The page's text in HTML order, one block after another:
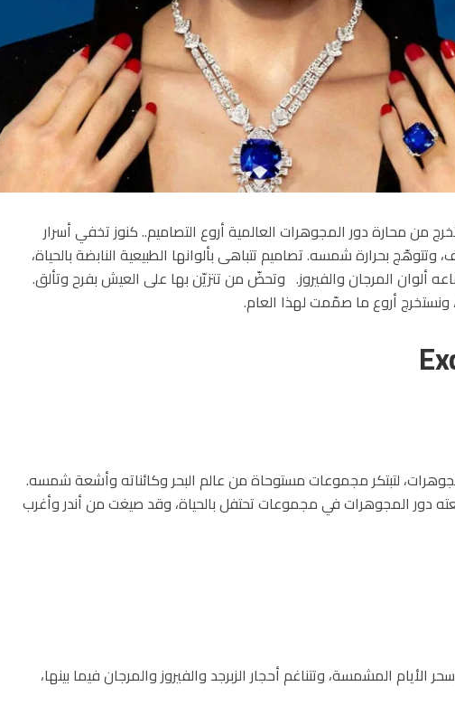
من محارة دور المجوهرات العالمية أروع التصاميم.. كنوز تخفي أسرار
وتتوهّج بحرارة شمسه. تصاميم تتباهى بألوانها الطبيعية النابضة بالحياة،
ألوان المرجان والفيروز. وتحضّ من تتزيّن بها على العيش بفرح وتألق.
ونستخرج أروع ما صمّمت لهذا العام.
لتبتكر مجموعات مستوحاة من عالم البحر وكائناته وأشعة شمسه.
دور المجوهرات في مجموعات تحتفل بالحياة، وقد صيغت من أندر وأغرب
المشمسة، وتتناغم أحجار الزبرجد والفيروز والمرجان فيما بينها،